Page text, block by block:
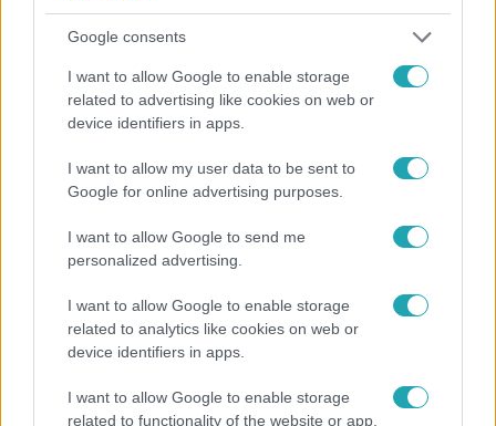
Google consents
I want to allow Google to enable storage
related to advertising like cookies on web or
device identifiers in apps.
I want to allow my user data to be sent to
Google for online advertising purposes.
I want to allow Google to send me
personalized advertising.
I want to allow Google to enable storage
related to analytics like cookies on web or
device identifiers in apps.
I want to allow Google to enable storage
related to functionality of the website or app.
2012. június 4. 18:00
Nem csak egy csillag született
Bár minden jel arra mutatott, hogy a Quantum XXL
besöpri a győzelmet, végül mégis a 41 éves alcsútdobozi